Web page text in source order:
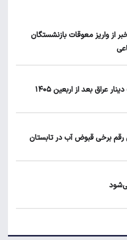
از واریز معوقات بازنشستگان
عراق بعد از اربعین ۱۴۰۵
رقم برخی قبوض آب در تابستان
چقدر احتمال دارد؟